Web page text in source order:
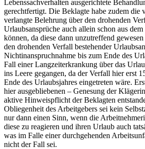
Lebenssachverhalten ausgerichtete
gerechtfertigt. Die Beklagte habe zudem die
verlangte Belehrung über den drohenden
Urlaubsansprüche auch allein schon aus
können, da diese dann unzutreffend
den drohenden Verfall bestehender
Nichtinanspruchnahme bis zum Ende des
Fall einer Langzeiterkrankung über das
ins Leere gegangen, da der Verfall hier erst
Ende des Urlaubsjahres eingetreten wäre.
hier ausgebliebenen – Genesung der
aktive Hinweispflicht der Beklagten
Obliegenheit des Arbeitgebers sei kein
nur dann einen Sinn, wenn die
diese zu reagieren und ihren Urlaub auch
was im Falle einer durchgehenden
nicht der Fall sei.